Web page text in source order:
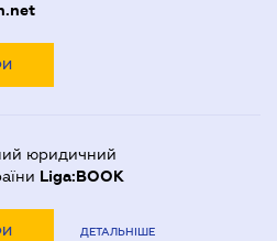
юридичний
Liga:BOOK
ДЕТАЛЬНІШЕ